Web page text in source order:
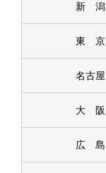
新 潟
東 京
名古屋
大 阪
広 島